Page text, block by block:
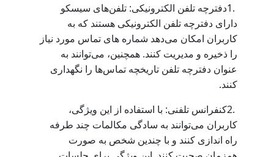
1.دفترچه تلفن الکترونیکی: تلفن‌های سیسکو
دارای دفترچه تلفن الکترونیکی هستند که به
کاربران امکان می‌دهد شماره‌ های تماس مورد نیاز
را ذخیره و مدیریت کنند. همچنین، می‌توانند به
عنوان دفترچه تلفن تاریخچه تماس‌ها را نگهداری
کنند.
2.کنفرانس تلفنی: با استفاده از این ویژگی،
کاربران می‌توانند به سادگی مکالمات چند طرفه
راه‌ اندازی کنند و با چندین شخص به صورت